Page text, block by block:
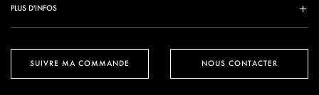
SUIVRE MA COMMANDE
PLUS D'INFOS
NOUS CONTACTER